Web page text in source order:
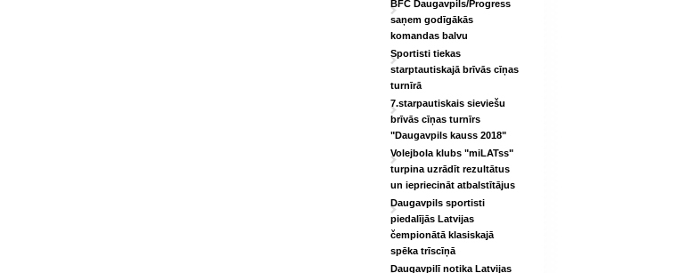
BFC Daugavpils/Progress
saņem godīgākās
komandas balvu
Sportisti tiekas
starptautiskajā brīvās cīņas
turnīrā
7.starpautiskais sieviešu
brīvās cīņas turnīrs
"Daugavpils kauss 2018"
Volejbola klubs "miLATss"
turpina uzrādīt rezultātus
un iepriecināt atbalstītājus
Daugavpils sportisti
piedalījās Latvijas
čempionātā klasiskajā
spēka trīscīņā
Daugavpilī notika Latvijas